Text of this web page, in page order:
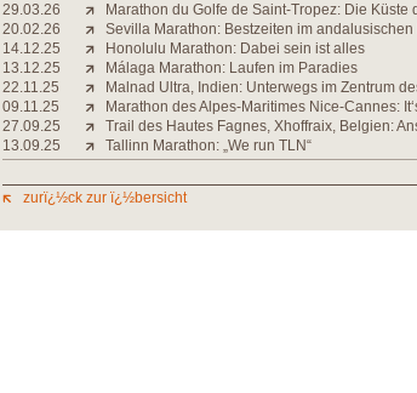
29.03.26
Marathon du Golfe de Saint-Tropez: Die Küste
20.02.26
Sevilla Marathon: Bestzeiten im andalusischen
14.12.25
Honolulu Marathon: Dabei sein ist alles
13.12.25
Málaga Marathon: Laufen im Paradies
22.11.25
Malnad Ultra, Indien: Unterwegs im Zentrum
09.11.25
Marathon des Alpes-Maritimes Nice-Cannes:
27.09.25
Trail des Hautes Fagnes, Xhoffraix, Belgien:
13.09.25
Tallinn Marathon: „We run TLN“
zurï¿½ck zur ï¿½bersicht